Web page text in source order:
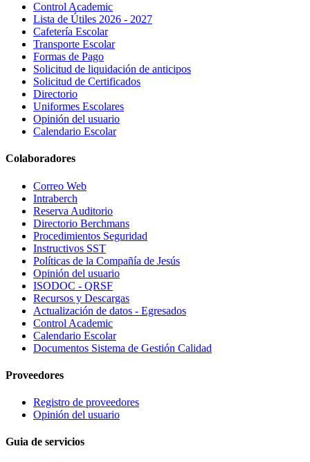
Control Academic
Lista de Útiles 2026 - 2027
Cafetería Escolar
Transporte Escolar
Formas de Pago
Solicitud de liquidación de anticipos
Solicitud de Certificados
Directorio
Uniformes Escolares
Opinión del usuario
Calendario Escolar
Colaboradores
Correo Web
Intraberch
Reserva Auditorio
Directorio Berchmans
Procedimientos Seguridad
Instructivos SST
Políticas de la Compañía de Jesús
Opinión del usuario
ISODOC - QRSF
Recursos y Descargas
Actualización de datos - Egresados
Control Academic
Calendario Escolar
Documentos Sistema de Gestión Calidad
Proveedores
Registro de proveedores
Opinión del usuario
Guia de servicios